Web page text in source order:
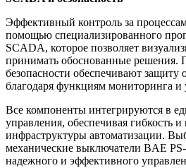
Эффективный контроль за
помощью специализированного
SCADA, которое позволяет
принимать обоснованные решения.
безопасности обеспечивают защиту
благодаря функциям мониторинга и
Все компоненты интегрируются в
управления, обеспечивая гибкость
инфраструктуры автоматизации.
механические выключатели BAE
надежного и эффективного